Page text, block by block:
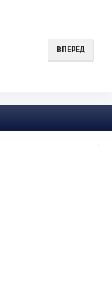
ВПЕРЕД